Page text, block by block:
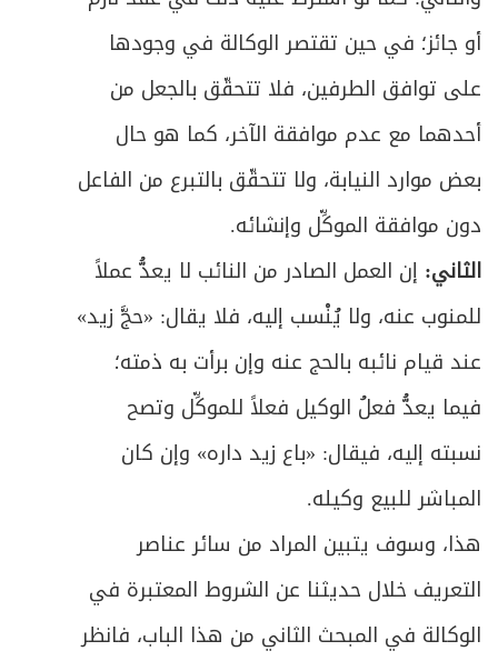
أو جائز؛ في حين تقتصر الوكالة في وجودها
على توافق الطرفين، فلا تتحقّق بالجعل من
أحدهما مع عدم موافقة الآخر، كما هو حال
بعض موارد النيابة، ولا تتحقّق بالتبرع من الفاعل
دون موافقة الموكِّل وإنشائه.
الثاني: إن العمل الصادر من النائب لا يعدُّ عملاً
للمنوب عنه، ولا يُنْسب إليه، فلا يقال: «حجَّ زيد»
عند قيام نائبه بالحج عنه وإن برأت به ذمته؛
فيما يعدُّ فعلُ الوكيل فعلاً للموكِّل وتصح
نسبته إليه، فيقال: «باع زيد داره» وإن كان
المباشر للبيع وكيله.
هذا، وسوف يتبين المراد من سائر عناصر
التعريف خلال حديثنا عن الشروط المعتبرة في
الوكالة في المبحث الثاني من هذا الباب، فانظر
505
ص516 المبحث الثالث: في حق الاستمتاع
530 المبحث الرابع: في التحكيم في الشقاق
ص
533 المبحث الخامس: في القرابة ولواحقها
ص
580 الفصل الرابع: في خصائص الزواج المؤقت
591 الباب الثاني: في الطلاق
ص
595 الفصل الأول: في الطلاق
597 المبحث الأول: في شروط الطلاق والأقسام
ص
610 المبحث الثاني: في أحكام تعدد الطلاق
ص المبحث الثالث: في أحكام العدة
627 المبحث الرابع: في أحكام المفقود زوجها